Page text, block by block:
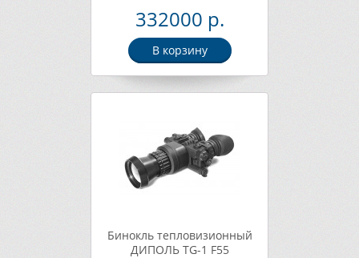
332000 р.
В корзину
Бинокль тепловизионный
ДИПОЛЬ TG-1 F55